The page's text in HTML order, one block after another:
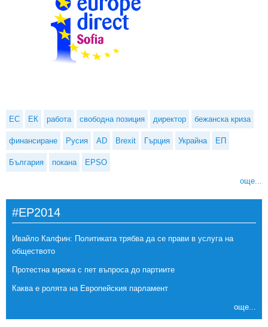
ЕС ЕК работа свободна позиция директор бежанска криза
финансиране Русия AD Brexit Гърция Украйна ЕП
България покана EPSO
още...
#EP2014
Ивайло Калфин: Политиката трябва да се прави в услуга на
обществото
Протестна мрежа с пет въпроса до партиите
Каква е ролята на Европейския парламент
още...